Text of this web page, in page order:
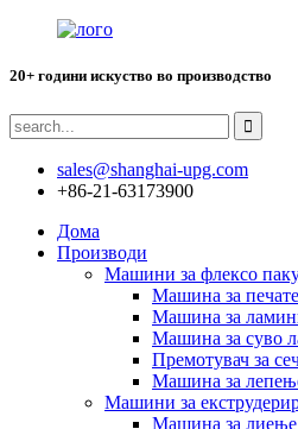
20+ години искуство во производство
sales@shanghai-upg.com
+86-21-63173900
Дома
Производи
Машини за флексо
Машина за
Машина за
Машина за суво
Премотувач за
Машина за
Машини за
Машина за лиење